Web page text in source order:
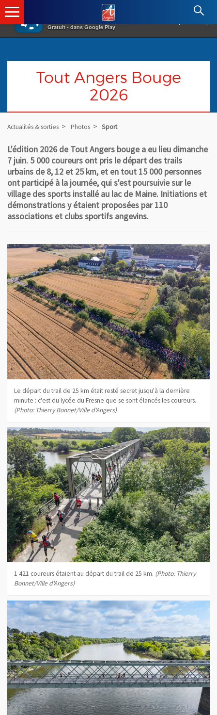
×
Gratuit - dans Google Play
Angers.fr : Retour à l'accueil
Tout Angers Bouge
2026
Actualités & sorties Photos Sport
L'édition 2026 de Tout Angers bouge a eu lieu dimanche
7 juin. 5 000 coureurs ont pris le départ des trails
urbains de 8, 12 et 25 km, et en tout 15 000 personnes
ont participé à la journée, qui s'est poursuivie sur le
village des sports installé au lac de Maine. Initiations et
démonstrations y étaient proposées par 110
associations et clubs sportifs angevins.
Le départ du trail de 25 km était resté secret jusqu'à la dernière
minute : c'est du lycée du Fresne que se sont élancés les coureurs.
(Photo: Thierry Bonnet/Ville d'Angers)
1 421 coureurs étaient au départ du trail de 25 km. (Photo: Thierry
Bonnet/Ville d'Angers)